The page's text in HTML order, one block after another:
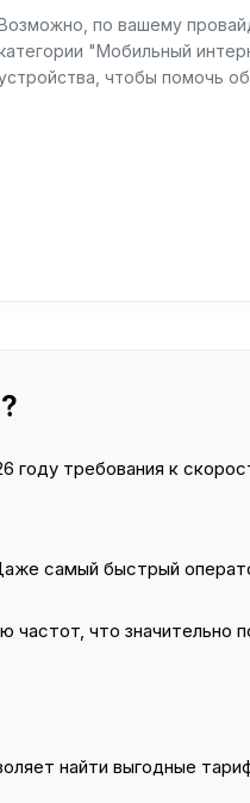
по вашему
"Мобильный
чтобы помочь
году требования к
самый быстрый
что значительно
найти выгодные